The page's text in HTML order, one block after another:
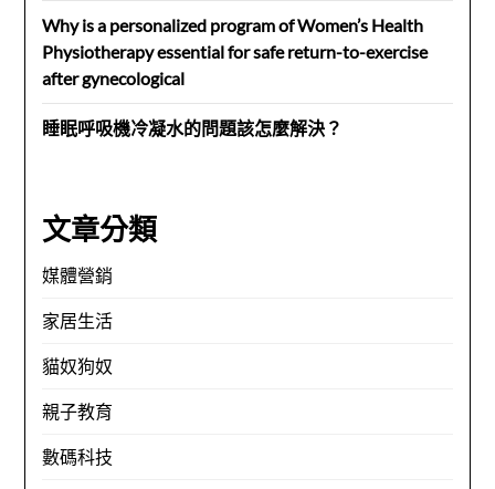
Why is a personalized program of Women’s Health
Physiotherapy essential for safe return-to-exercise
after gynecological
睡眠呼吸機冷凝水的問題該怎麼解決？
文章分類
媒體營銷
家居生活
貓奴狗奴
親子教育
數碼科技